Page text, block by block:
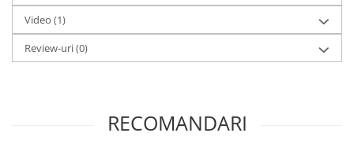
Video (1)
Review-uri(0)
RECOMANDARI